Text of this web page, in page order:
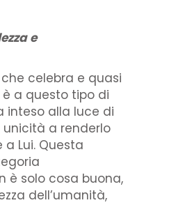
e
celebra e quasi
a questo tipo di
inteso alla luce di
unicità a renderlo
Lui. Questa
è solo cosa buona,
dell’umanità,